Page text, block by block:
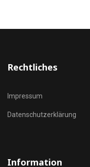
Rechtliches
Impressum
Datenschutzerklärung
Information